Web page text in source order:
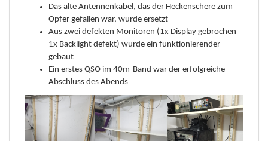
Das alte Antennenkabel, das der Heckenschere zum
Opfer gefallen war, wurde ersetzt
Aus zwei defekten Monitoren (1x Display gebrochen
1x Backlight defekt) wurde ein funktionierender
gebaut
Ein erstes QSO im 40m-Band war der erfolgreiche
Abschluss des Abends